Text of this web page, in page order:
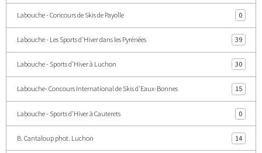
Labouche - Concours de Skis de Payolle 0
Labouche - Les Sports d'Hiver dans les Pyrénées 39
Labouche - Sports d'Hiver à Luchon 30
Labouche- Concours International de Skis d'Eaux-Bonnes 15
Labouche - Sports d'Hiver à Cauterets 0
B. Cantaloup phot. Luchon 14